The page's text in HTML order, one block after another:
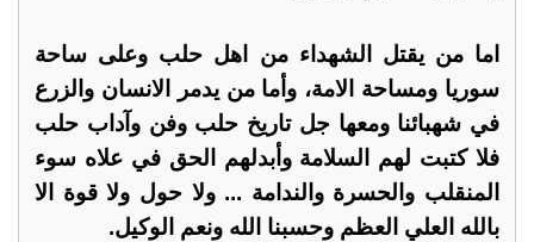
اما من يقتل الشهداء من اهل حلب وعلى ساحة
سوريا ومساحة الامة، وأما من يدمر الانسان والزرع
في شهبائنا ومعها جل تاريخ حلب وفن وآداب حلب
فلا كتبت لهم السلامة وأبدلهم الحق في علاه سوء
المنقلب والحسرة والندامة ... ولا حول ولا قوة الا
بالله العلي العظم وحسبنا الله ونعم الوكيل.